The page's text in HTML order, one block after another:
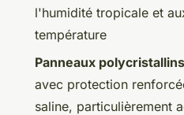
l'humidité tropicale et
température
Panneaux
avec protection
saline, particulièrement